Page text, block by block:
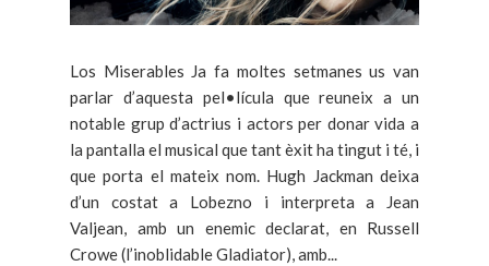
Los Miserables Ja fa moltes setmanes us van
parlar d’aquesta pel•lícula que reuneix a un
notable grup d’actrius i actors per donar vida a
la pantalla el musical que tant èxit ha tingut i té, i
que porta el mateix nom. Hugh Jackman deixa
d’un costat a Lobezno i interpreta a Jean
Valjean, amb un enemic declarat, en Russell
Crowe (l’inoblidable Gladiator), amb...